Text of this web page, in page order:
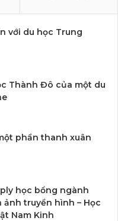
với du học Trung
Thành Đô của một du
phần thanh xuân
học bổng ngành
ảnh truyền hình – Học
Nam Kinh